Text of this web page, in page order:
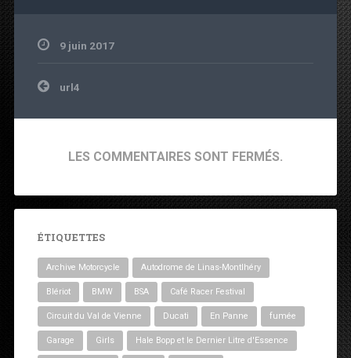
9 juin 2017
Navigation de l’article
url4
LES COMMENTAIRES SONT FERMÉS.
ÉTIQUETTES
Archive Motorcycle Autodrome de Linas-Montlhéry
Blériot BMW BSA Café Racer Festival
Circuit du Val de Vienne Ducati En Panne fumée
Garage Girls Hale Bopp et le Dernier Litre d'Essence